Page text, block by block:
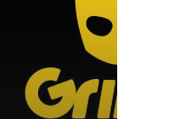
Plaquons
Notre boutique
Nous contacter